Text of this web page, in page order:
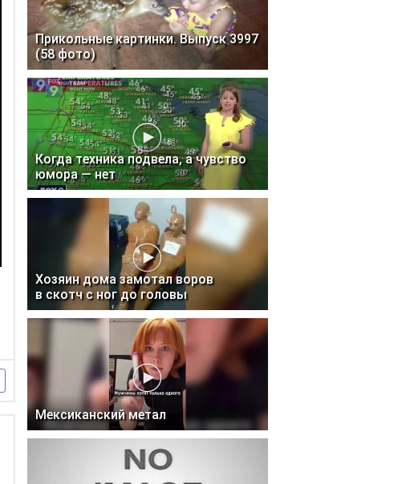
Прикольные картинки. Выпуск 3997
(58 фото)
Когда техника подвела, а чувство
юмора — нет
Хозяин дома замотал воров
в скотч с ног до головы
Мексиканский метал